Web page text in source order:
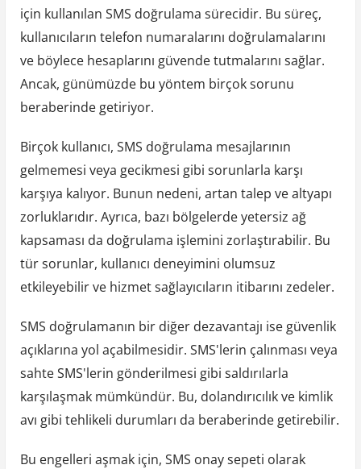
için kullanılan SMS doğrulama sürecidir. Bu süreç,
kullanıcıların telefon numaralarını doğrulamalarını
ve böylece hesaplarını güvende tutmalarını sağlar.
Ancak, günümüzde bu yöntem birçok sorunu
beraberinde getiriyor.
Birçok kullanıcı, SMS doğrulama mesajlarının
gelmemesi veya gecikmesi gibi sorunlarla karşı
karşıya kalıyor. Bunun nedeni, artan talep ve altyapı
zorluklarıdır. Ayrıca, bazı bölgelerde yetersiz ağ
kapsaması da doğrulama işlemini zorlaştırabilir. Bu
tür sorunlar, kullanıcı deneyimini olumsuz
etkileyebilir ve hizmet sağlayıcıların itibarını zedeler.
SMS doğrulamanın bir diğer dezavantajı ise güvenlik
açıklarına yol açabilmesidir. SMS'lerin çalınması veya
sahte SMS'lerin gönderilmesi gibi saldırılarla
karşılaşmak mümkündür. Bu, dolandırıcılık ve kimlik
avı gibi tehlikeli durumları da beraberinde getirebilir.
Bu engelleri aşmak için, SMS onay sepeti olarak